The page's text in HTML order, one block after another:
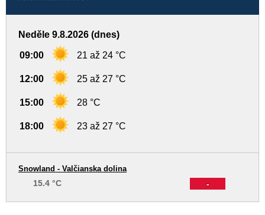
Neděle 9.8.2026 (dnes)
09:00 21 až 24 °C
12:00 25 až 27 °C
15:00 28 °C
18:00 23 až 27 °C
-
Snowland - Valčianska dolina
15.4 °C